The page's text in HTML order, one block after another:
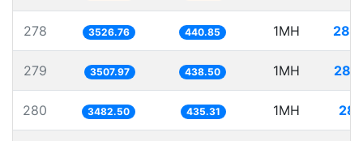
278 3526.76 440.85 1MH
279 3507.97 438.50 1MH
280 3482.50 435.31 1MH